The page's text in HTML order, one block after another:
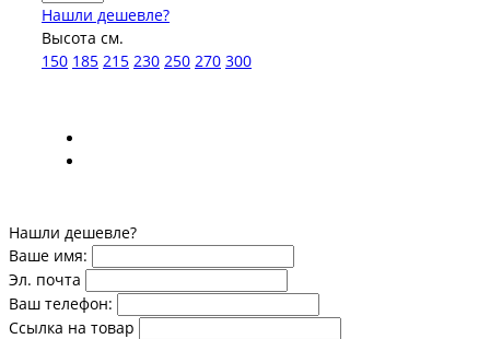
Нашли дешевле?
Высота см.
150 185 215 230 250 270 300
Нашли дешевле?
Ваше имя:
Эл. почта
Ваш телефон:
Ссылка на товар